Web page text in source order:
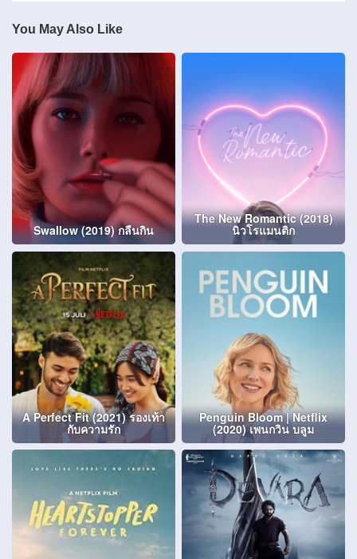
You May Also Like
Swallow (2019) กลืนกิน
The New Romantic (2018)
นิวโรแมนติก
A Perfect Fit (2021) รองเท้า
กับความรัก
Penguin Bloom | Netflix
(2020) เพนกวิน บลูม